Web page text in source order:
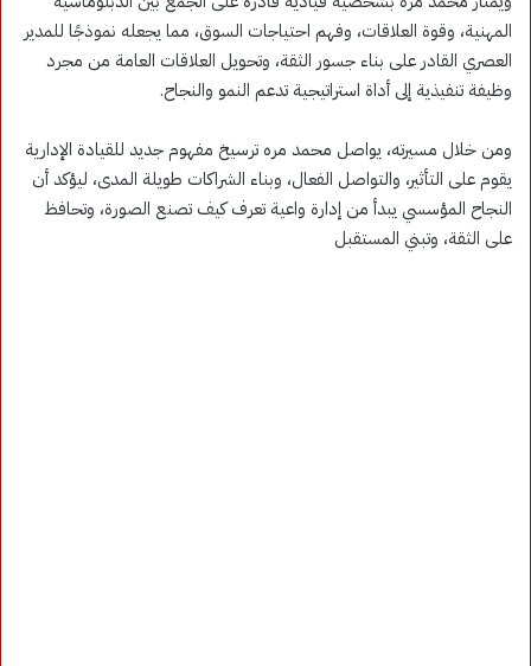
المهنية، وقوة العلاقات، وفهم احتياجات السوق، مما يجعله نموذجًا للمدير
العصري القادر على بناء جسور الثقة، وتحويل العلاقات العامة من مجرد
وظيفة تنفيذية إلى أداة استراتيجية تدعم النمو والنجاح.
ومن خلال مسيرته، يواصل محمد مره ترسيخ مفهوم جديد للقيادة الإدارية
يقوم على التأثير، والتواصل الفعال، وبناء الشراكات طويلة المدى، ليؤكد أن
النجاح المؤسسي يبدأ من إدارة واعية تعرف كيف تصنع الصورة، وتحافظ
على الثقة، وتبني المستقبل